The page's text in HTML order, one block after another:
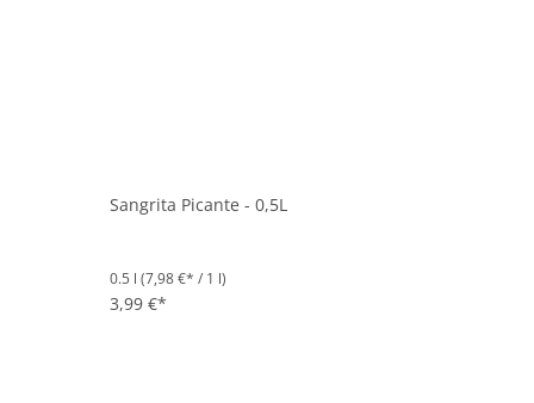
Sangrita Picante - 0,5L
0.5 l (7,98 €* / 1 l)
3,99 €*